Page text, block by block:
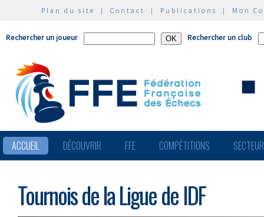
Plan du site | Contact | Publications | Mon
Rechercher un joueur Rechercher un club
ACCUEIL DÉCOUVRIR FFE COMPÉTITIONS
Tournois de la Ligue de IDF